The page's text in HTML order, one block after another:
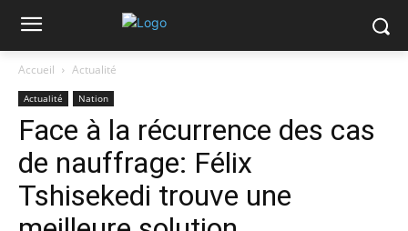
Accueil Actualité
Actualité Nation
Face à la récurrence des cas
de nauffrage: Félix
Tshisekedi trouve une